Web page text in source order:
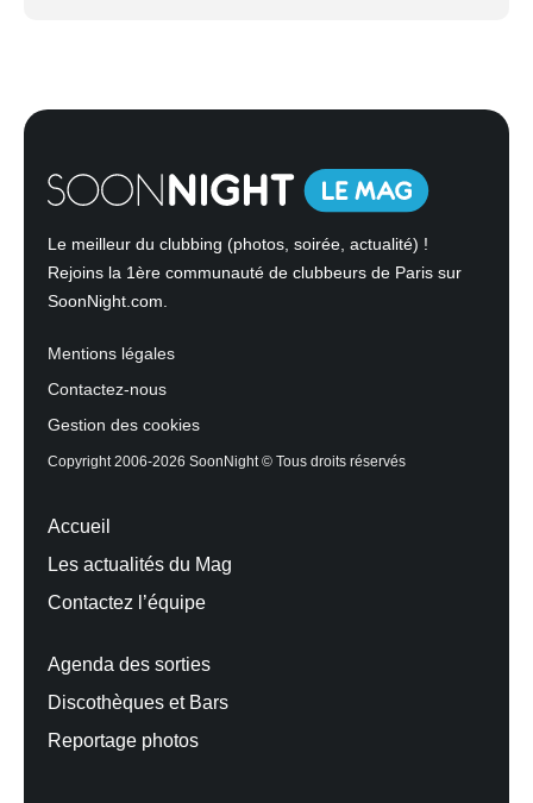
Le meilleur du clubbing (photos, soirée, actualité) !
Rejoins la 1ère communauté de clubbeurs de Paris sur
SoonNight.com.
Mentions légales
Contactez-nous
Gestion des cookies
Copyright 2006-2026 SoonNight © Tous droits réservés
Accueil
Les actualités du Mag
Contactez l’équipe
Agenda des sorties
Discothèques et Bars
Reportage photos